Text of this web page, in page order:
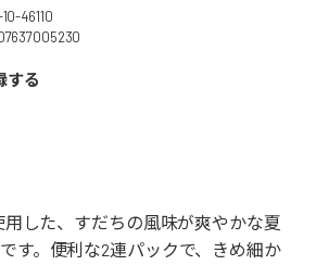
46110
する
用した、すだちの風味が爽やかな夏
す。便利な2連パックで、きめ細か